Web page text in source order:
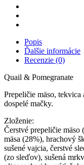
Popis
Ďalšie informácie
Recenzie (0)
Quail & Pomegranate
Prepeličie mäso,
dospelé mačky.
Zloženie:
Čerstvé prepeličie mäso
mäsa (28%), hrachový
sušené vajcia, čerstvé
(zo sleďov), sušená